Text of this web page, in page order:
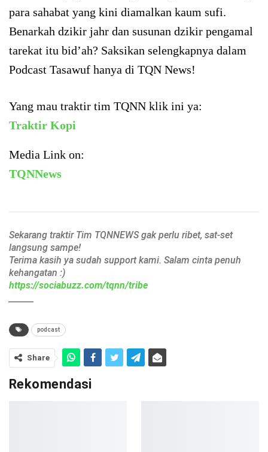
para sahabat yang kini diamalkan kaum sufi.
Benarkah dzikir jahr dan susunan dzikir pengamal
tarekat itu bid’ah? Saksikan selengkapnya dalam
Podcast Tasawuf hanya di TQN News!
Yang mau traktir tim TQNN klik ini ya:
Traktir Kopi
Media Link on:
TQNNews
Sekarang traktir Tim TQNNEWS gak perlu ribet, sat-set
langsung sampe!
Terima kasih ya sudah support kami. Salam cinta penuh
kehangatan :)
https://sociabuzz.com/tqnn/tribe
podcast
Share
Rekomendasi